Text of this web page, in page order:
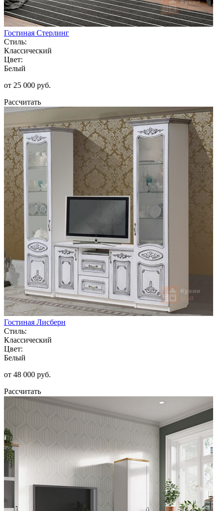
Гостиная Стерлинг
Стиль:
Классический
Цвет:
Белый
от 25 000 руб.
Рассчитать
Гостиная Лисберн
Стиль:
Классический
Цвет:
Белый
от 48 000 руб.
Рассчитать